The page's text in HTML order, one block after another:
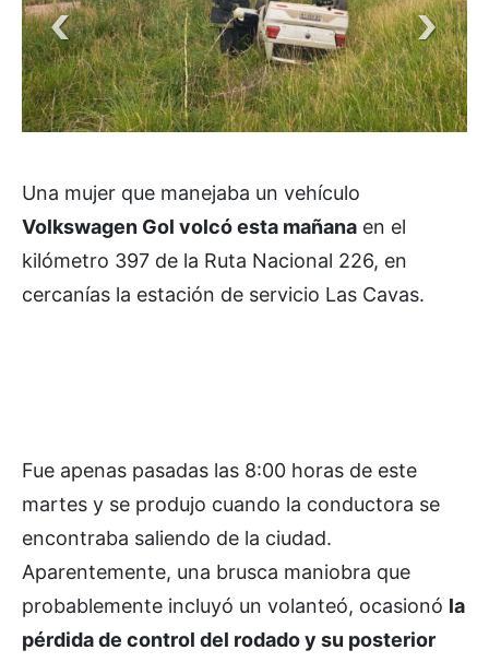
Una mujer que manejaba un vehículo
Volkswagen Gol volcó esta mañana en el
kilómetro 397 de la Ruta Nacional 226, en
cercanías la estación de servicio Las Cavas.
Fue apenas pasadas las 8:00 horas de este
martes y se produjo cuando la conductora se
encontraba saliendo de la ciudad.
Aparentemente, una brusca maniobra que
probablemente incluyó un volanteó, ocasionó la
pérdida de control del rodado y su posterior